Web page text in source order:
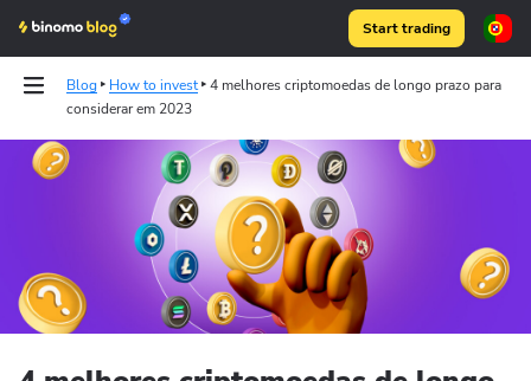
Start trading
Blog How to invest
4 melhores criptomoedas de longo prazo para
considerar em 2023
Binomo on Telegram